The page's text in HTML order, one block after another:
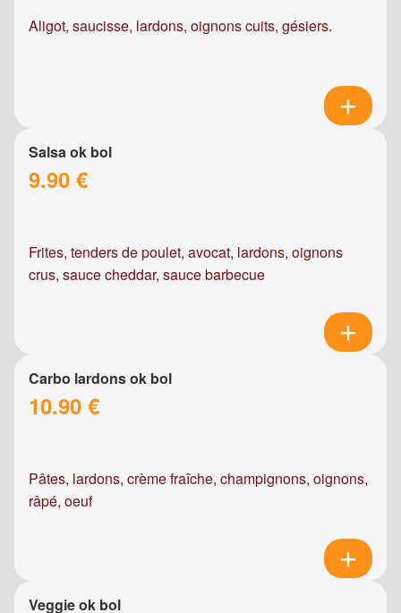
Aligot, saucisse, lardons, oignons cuits, gésiers.
Salsa ok bol
9.90 €
Frites, tenders de poulet, avocat, lardons, oignons
crus, sauce cheddar, sauce barbecue
Carbo lardons ok bol
10.90 €
Pâtes, lardons, crème fraîche, champignons, oignons,
râpé, oeuf
Veggie ok bol